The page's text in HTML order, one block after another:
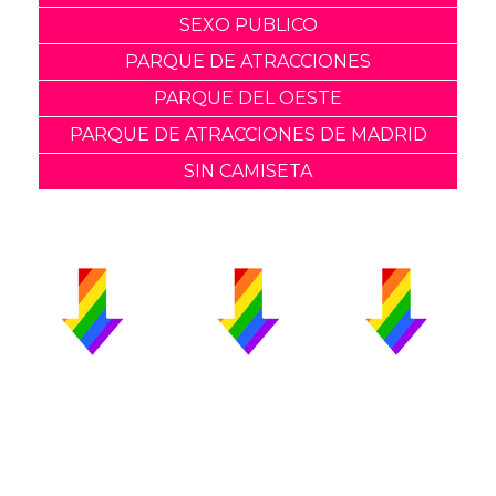
SEXO PUBLICO
PARQUE DE ATRACCIONES
PARQUE DEL OESTE
PARQUE DE ATRACCIONES DE MADRID
SIN CAMISETA